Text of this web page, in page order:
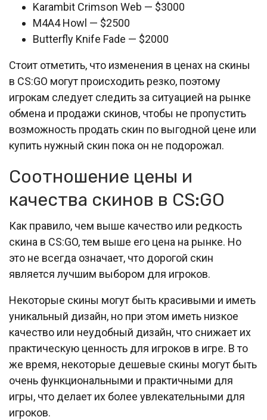
Karambit Crimson Web — $3000
M4A4 Howl — $2500
Butterfly Knife Fade — $2000
Стоит отметить, что изменения в ценах на скины
в CS:GO могут происходить резко, поэтому
игрокам следует следить за ситуацией на рынке
обмена и продажи скинов, чтобы не пропустить
возможность продать скин по выгодной цене или
купить нужный скин пока он не подорожал.
Соотношение цены и
качества скинов в CS:GO
Как правило, чем выше качество или редкость
скина в CS:GO, тем выше его цена на рынке. Но
это не всегда означает, что дорогой скин
является лучшим выбором для игроков.
Некоторые скины могут быть красивыми и иметь
уникальный дизайн, но при этом иметь низкое
качество или неудобный дизайн, что снижает их
практическую ценность для игроков в игре. В то
же время, некоторые дешевые скины могут быть
очень функциональными и практичными для
игры, что делает их более увлекательными для
игроков.